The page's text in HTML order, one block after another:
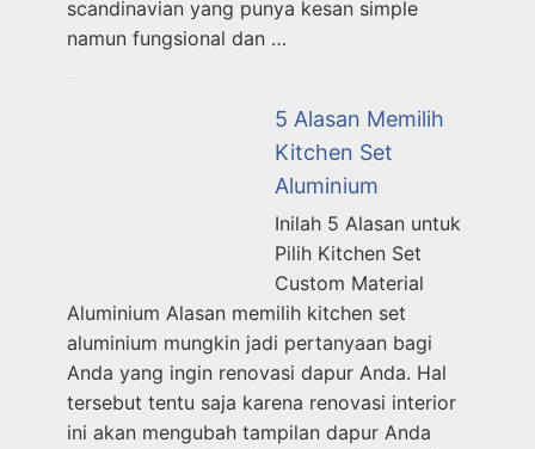
scandinavian yang punya kesan simple
namun fungsional dan …
5 Alasan Memilih
Kitchen Set
Aluminium
Inilah 5 Alasan untuk
Pilih Kitchen Set
Custom Material
Aluminium Alasan memilih kitchen set
aluminium mungkin jadi pertanyaan bagi
Anda yang ingin renovasi dapur Anda. Hal
tersebut tentu saja karena renovasi interior
ini akan mengubah tampilan dapur Anda